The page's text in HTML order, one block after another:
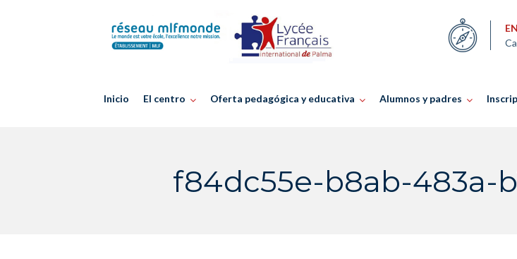
Inicio El centro Oferta pedagógica y educativa Alumnos y padres
f84dc55e-b8ab-483a-